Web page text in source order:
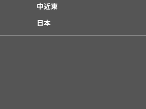
中近東
日本